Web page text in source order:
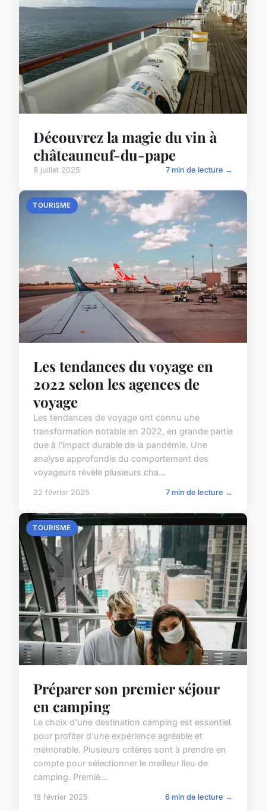
Découvrez la magie du vin à
châteauneuf-du-pape
9 juillet 2025 7 min de lecture →
TOURISME
Les tendances du voyage en
2022 selon les agences de
voyage
Les tendances de voyage ont connu une
transformation notable en 2022, en grande partie
due à l'impact durable de la pandémie. Une
analyse approfondie du comportement des
voyageurs révèle plusieurs cha...
22 février 2025 7 min de lecture →
TOURISME
Préparer son premier séjour
en camping
Le choix d'une destination camping est essentiel
pour profiter d'une expérience agréable et
mémorable. Plusieurs critères sont à prendre en
compte pour sélectionner le meilleur lieu de
camping. Premiè...
18 février 2025 6 min de lecture →